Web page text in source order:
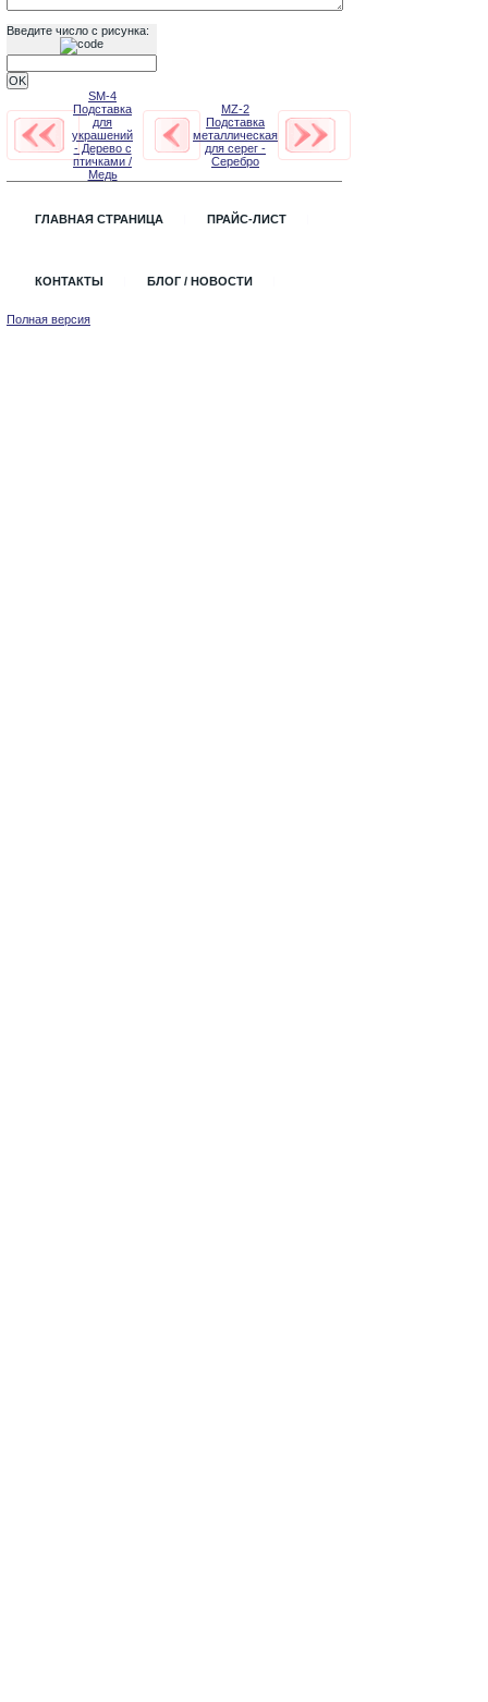
Введите число с рисунка:
SM-4
Подставка
для
украшений
- Дерево с
птичками /
Медь
MZ-2
Подставка
металлическая
для серег -
Серебро
ГЛАВНАЯ СТРАНИЦА ПРАЙС-ЛИСТ
КОНТАКТЫ БЛОГ / НОВОСТИ
Полная версия